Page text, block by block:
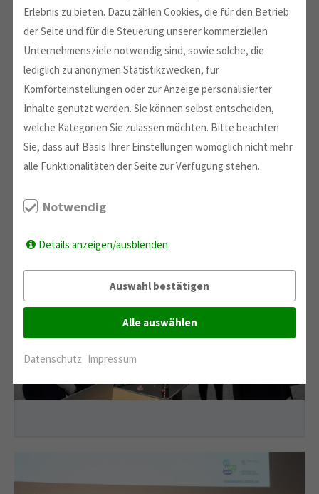
Erlebnis zu bieten. Dazu zählen Cookies, die für den Betrieb
der Seite und für die Steuerung unserer kommerziellen
Unternehmensziele notwendig sind, sowie solche, die
lediglich zu anonymen Statistikzwecken, für
Komforteinstellungen oder zur Anzeige personalisierter
Inhalte genutzt werden. Sie können selbst entscheiden,
welche Kategorien Sie zulassen möchten. Bitte beachten
Sie, dass auf Basis Ihrer Einstellungen womöglich nicht mehr
alle Funktionalitäten der Seite zur Verfügung stehen.
Notwendig
Details anzeigen/ausblenden
Auswahl bestätigen
Alle auswählen
Datenschutz Impressum